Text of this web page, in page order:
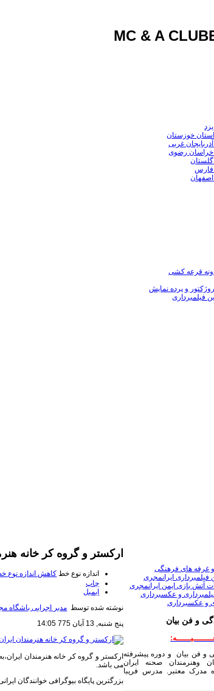
خوزستان
غربی
خراسان رضوی
گلستان
فارس
اصفهان
قرعه کشی
پروژکتور و پرده نمایش
فیلمبرداری
ارکستر و گروه کر خانه
اندازه نوع خط کاهش اندازه نوع
چاپ
ایمیل
نوشته شده توسط مدیر اجرایی باشگاه
پنج شنبه, 13 آبان 775 14:05
ارکستر و گروه کر خانه هنرمندان
می باشد.
بزرگترین پایگاه بیوگرافی خوانندگان
غرفه های فرهنگی
ایرانمجری
آتش بازی ایمن ایرانمجری
و عکسبرداری
و عکسبرداری
و فن بیان
و فن بیان و دوره پیشرفته
وهنرمندان صحنه ایران
مدرک معتبر. مدرس فریبا